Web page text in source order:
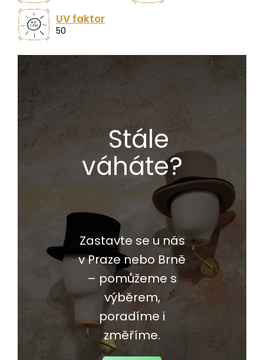
UV faktor
50
Stále
váháte?
Zastavte se u nás
v Praze nebo Brně
– pomůžeme s
výběrem,
poradíme i
změříme.